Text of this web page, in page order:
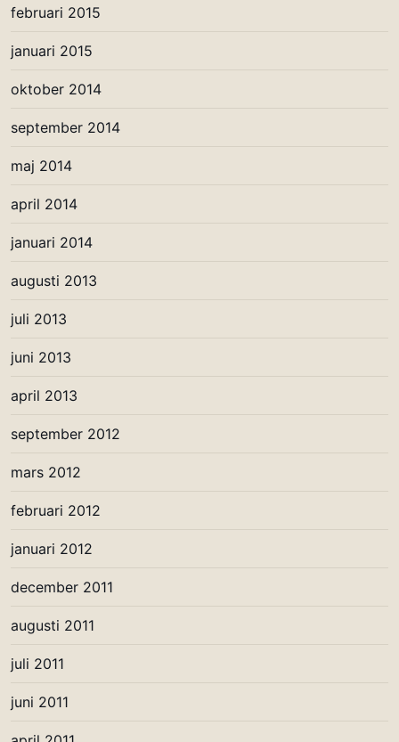
februari 2015
januari 2015
oktober 2014
september 2014
maj 2014
april 2014
januari 2014
augusti 2013
juli 2013
juni 2013
april 2013
september 2012
mars 2012
februari 2012
januari 2012
december 2011
augusti 2011
juli 2011
juni 2011